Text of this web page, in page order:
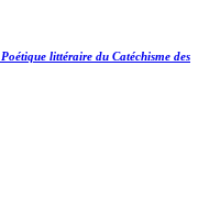
Poétique littéraire du Catéchisme des